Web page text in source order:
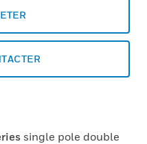
single pole double